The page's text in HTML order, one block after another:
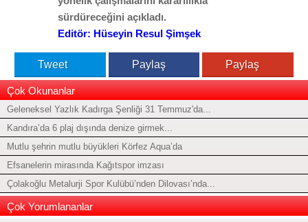
sürdüreceğini açıkladı.
Editör: Hüseyin Resul Şimşek
Tweet Paylaş Paylaş
Çok Okunanlar
Geleneksel Yazlık Kadırga Şenliği 31 Temmuz'da...
Kandıra’da 6 plaj dışında denize girmek...
Mutlu şehrin mutlu büyükleri Körfez Aqua’da
Efsanelerin mirasında Kağıtspor imzası
Çolakoğlu Metalurji Spor Kulübü’nden Dilovası’nda...
Çok Yorumlananlar